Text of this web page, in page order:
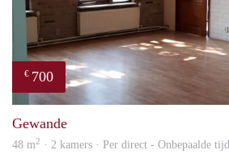
€ 700
Gewande
48 m2 · 2 kamers · Per direct - Onbepaalde tijd